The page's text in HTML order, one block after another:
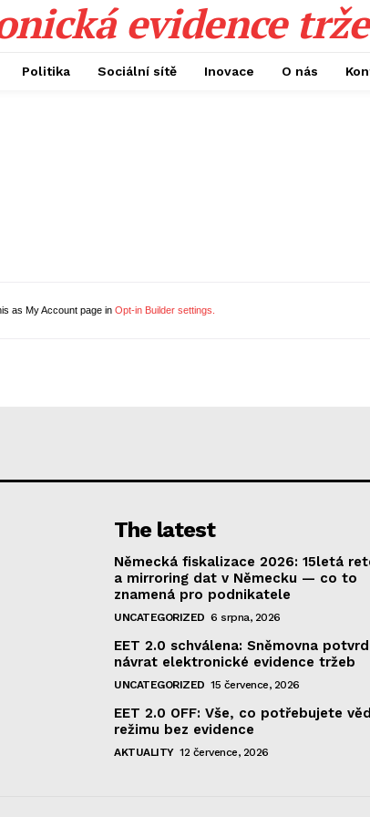
evidence
Politika Sociální sítě Inovace O nás
as My Account page in Opt-in Builder settings.
The latest
Německá fiskalizace 2026: 15letá
a mirroring dat v Německu — co to
znamená pro podnikatele
UNCATEGORIZED 6 srpna, 2026
EET 2.0 schválena: Sněmovna
návrat elektronické evidence tržeb
UNCATEGORIZED 15 července, 2026
EET 2.0 OFF: Vše, co potřebujete
režimu bez evidence
AKTUALITY 12 července, 2026